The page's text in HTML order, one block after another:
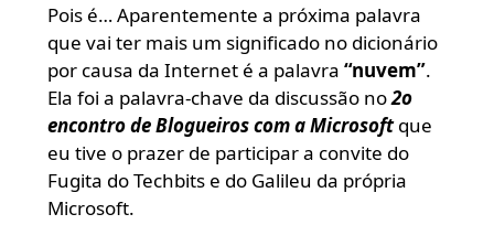
Pois é… Aparentemente a próxima palavra
que vai ter mais um significado no dicionário
por causa da Internet é a palavra “nuvem”.
Ela foi a palavra-chave da discussão no2o
encontro de Blogueiros com a Microsoftque
eu tive o prazer de participar a convite do
Fugita do Techbits e do Galileu da própria
Microsoft.